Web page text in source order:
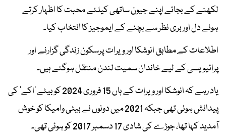
لکھنے کے بجائے اپنے جیون ساتھی کیلئے محبت کا اظہار کرتے
ہوئے دل اور بری نظر سے بچنے کے ایموجیز کا انتخاب کیا۔
اطلاعات کے مطابق انوشکا اور ویرات پرسکون زندگی گزارنے اور
پرائیویسی کے لیے خاندان سمیت لندن منتقل ہوگئے ہیں۔
یاد رہے کہ انوشکا اور ویرات کے ہاں 15 فروری 2024 کو بیٹے ’اکے‘ کی
پیدائش ہوئی تھی جبکہ 2021 میں دونوں نے بیٹی وامیکا کو خوش
آمدید کہا تھا، جوڑے کی شادی 17 دسمبر 2017 کو ہوئی تھی۔